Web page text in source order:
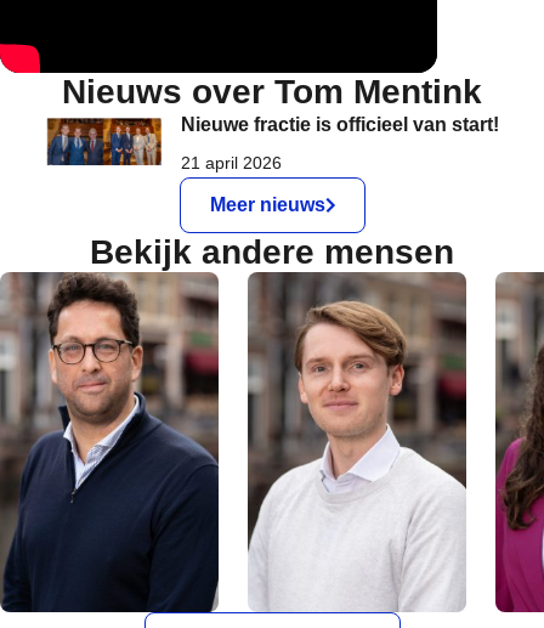
Nieuws over Tom Mentink
Nieuwe fractie is officieel van start!
21 april 2026
Meer nieuws
Bekijk andere mensen